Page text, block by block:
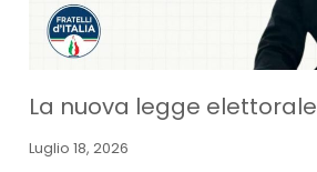
La nuova legge elettorale
Luglio 18, 2026